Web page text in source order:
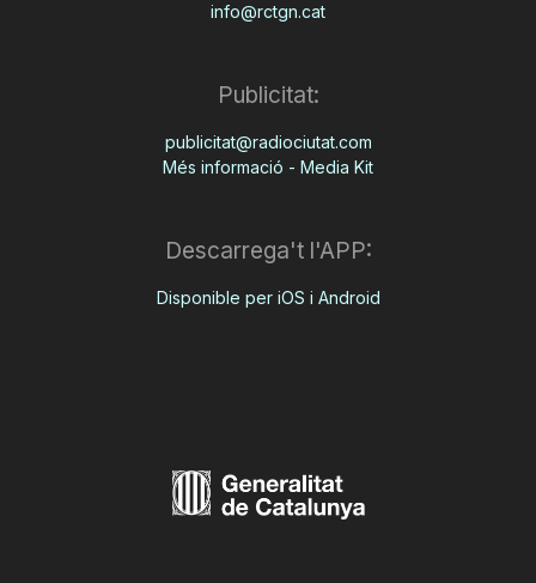
info@rctgn.cat
Publicitat:
publicitat@radiociutat.com
Més informació - Media Kit
Descarrega't l'APP:
Disponible per iOS i Android